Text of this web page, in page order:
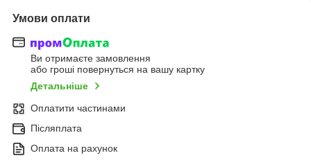
Умови оплати
Ви отримаєте замовлення
або гроші повернуться на вашу картку
Детальніше
Оплатити частинами
Післяплата
Оплата на рахунок